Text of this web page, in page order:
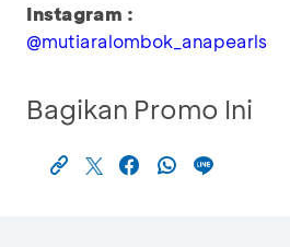
Instagram :
@mutiaralombok_anapearls
Bagikan Promo Ini